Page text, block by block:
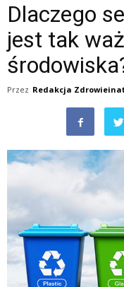
Dlaczego
jest tak
Przez Redakcja